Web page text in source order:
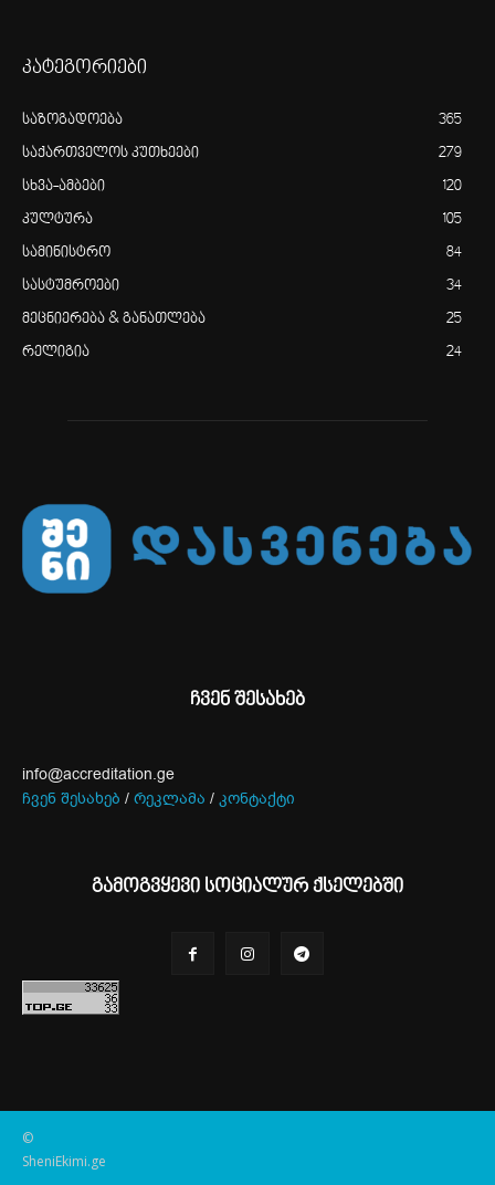
კატეგორიები
საზოგადოება 365
საქართველოს კუთხეები 279
სხვა-ამბები 120
კულტურა 105
სამინისტრო 84
სასტუმროები 34
მეცნიერება & განათლება 25
რელიგია 24
ჩვენ შესახებ
info@accreditation.ge
ჩვენ შესახებ / რეკლამა / კონტაქტი
გამოგვყევი სოციალურ ქსელებში
©
SheniEkimi.ge